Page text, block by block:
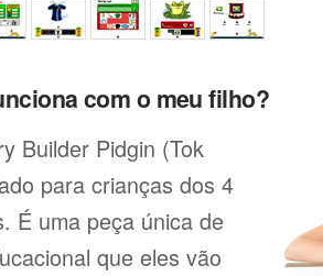
com o meu filho?
Builder Pidgin (Tok
para crianças dos 4
É uma peça única de
que eles vão